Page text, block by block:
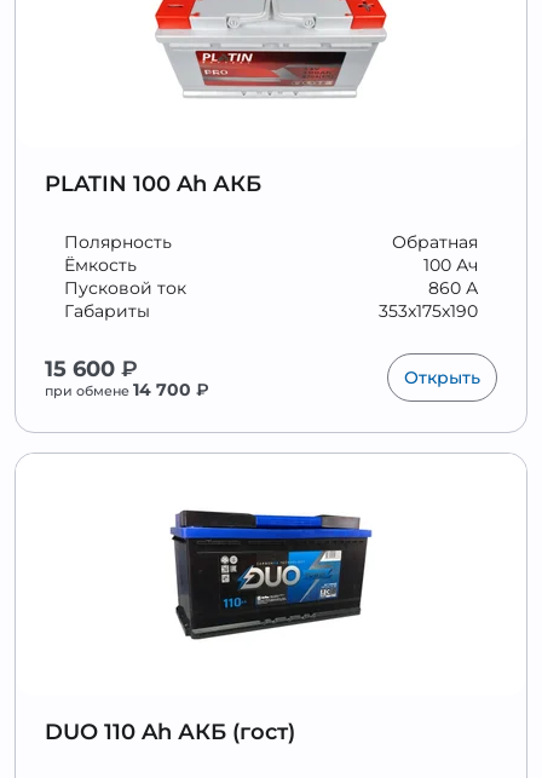
PLATIN 100 Ah АКБ
Обратная
Полярность
100 Ач
Ёмкость
860 А
Пусковой ток
353x175x190
Габариты
15 600 ₽
при обмене 14 700 ₽
Открыть
DUO 110 Ah АКБ (гост)